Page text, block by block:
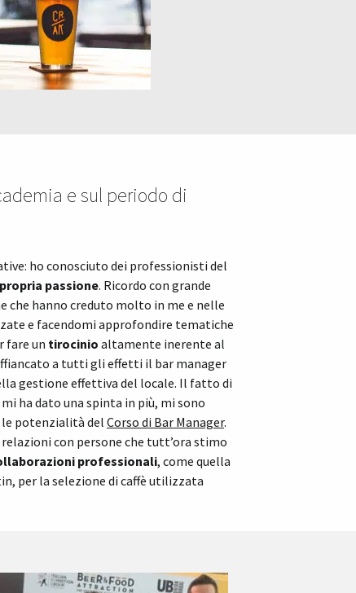
e sul periodo di
ho conosciuto dei professionisti del
passione. Ricordo con grande
che hanno creduto molto in me e nelle
e facendomi approfondire tematiche
fare un tirocinio altamente inerente al
a tutti gli effetti il bar manager
gestione effettiva del locale. Il fatto di
ha dato una spinta in più, mi sono
potenzialità delCorso di Bar Manager.
con persone che tutt’ora stimo
professionali, come quella
per la selezione di caffè utilizzata